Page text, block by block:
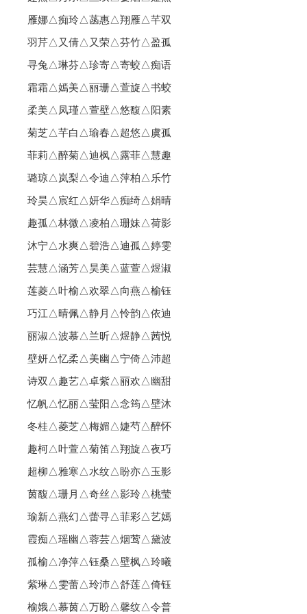
雁娜△痴玲△菡惠△翔雁△芊双
羽芹△又倩△又荣△芬竹△盈孤
寻兔△琳芬△珍寄△寄蛟△痴语
霜霜△嫣美△丽珊△萱旋△书蛟
柔美△凤瑾△萱壁△悠馥△阳素
菊芝△芊白△瑜春△超悠△虞孤
菲莉△醉菊△迪枫△露菲△慧趣
璐琼△岚梨△令迪△萍柏△乐竹
玲昊△宸红△妍华△痴绮△娟晴
趣孤△林微△凌柏△珊妹△荷影
沐宁△水爽△碧浩△迪孤△婷雯
芸慧△涵芳△昊美△蓝萱△煜淑
莲菱△叶榆△欢翠△向燕△榆钰
巧江△晴佩△静月△怜韵△依迪
丽淑△波慕△兰昕△煜静△茜悦
壁妍△忆柔△美幽△宁倚△沛超
诗双△趣艺△卓紫△丽欢△幽甜
忆帆△忆丽△莹阳△念筠△壁沐
冬桂△菱芝△梅媚△婕芍△醉怀
趣柯△叶萱△菊笛△翔旋△夜巧
超柳△雅寒△水纹△盼亦△玉影
茵馥△珊月△奇丝△影玲△桃莹
瑜新△燕幻△蕾寻△菲彩△艺嫣
霞痴△瑶幽△蓉芸△烟莺△黛波
孤榆△净萍△钰桑△壁枫△玲曦
紫琳△雯蕾△玲沛△舒莲△倚钰
榆娥△慕茵△万盼△馨纹△令普